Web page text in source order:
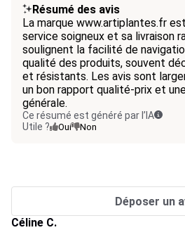
Résumé des avis
La marque www.artiplantes.fr
service soigneux et sa livraison
soulignent la facilité de
qualité des produits, souvent
et résistants. Les avis sont
un bon rapport qualité-prix et
générale.
Ce résumé est généré par l’IA
Utile ?
Oui Non
Déposer un
Céline C.